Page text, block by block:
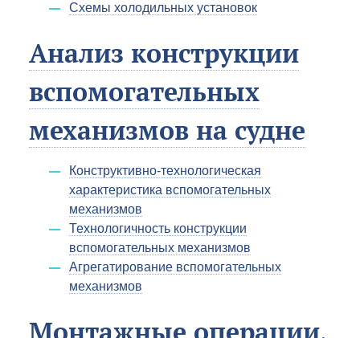
Схемы холодильных установок
Анализ конструкции
вспомогательных
механизмов на судне
Конструктивно-технологическая
характеристика вспомогательных
механизмов
Технологичность конструкции
вспомогательных механизмов
Агрегатирование вспомогательных
механизмов